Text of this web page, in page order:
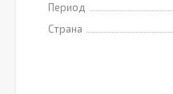
Период
Страна